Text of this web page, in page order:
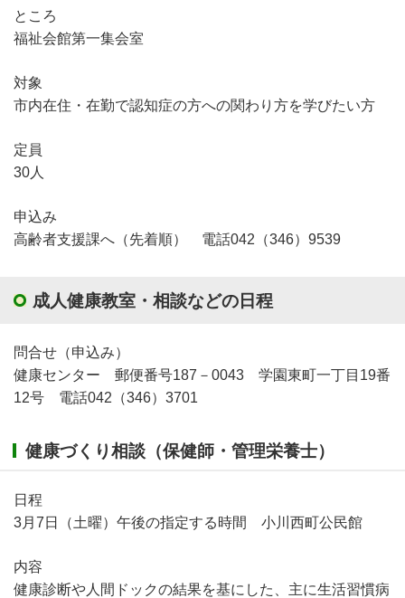
ところ
福祉会館第一集会室
対象
市内在住・在勤で認知症の方への関わり方を学びたい方
定員
30人
申込み
高齢者支援課へ（先着順） 電話042（346）9539
成人健康教室・相談などの日程
問合せ（申込み）
健康センター 郵便番号187－0043 学園東町一丁目19番
12号 電話042（346）3701
健康づくり相談（保健師・管理栄養士）
日程
3月7日（土曜）午後の指定する時間 小川西町公民館
内容
健康診断や人間ドックの結果を基にした、主に生活習慣病